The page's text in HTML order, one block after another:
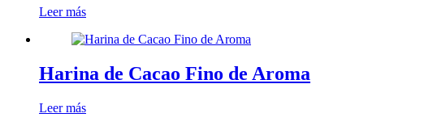
Leer más
Harina de Cacao Fino de Aroma
Leer más